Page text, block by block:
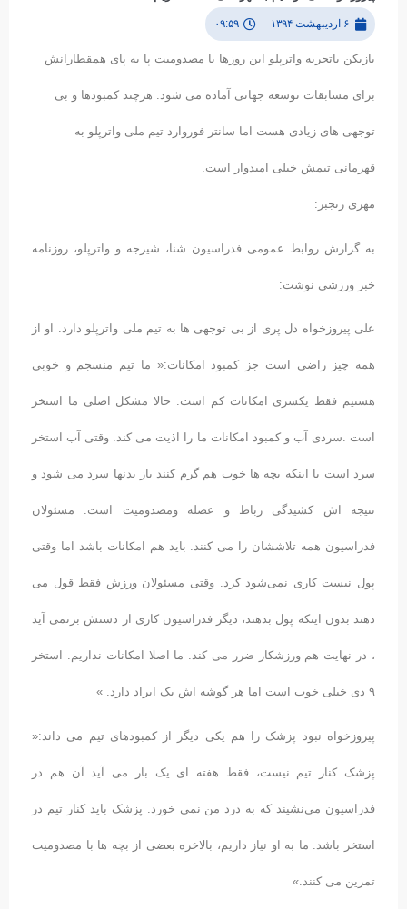
۶ اردیبهشت ۱۳۹۴ ۰۹:۵۹
بازیکن باتجربه واترپلو این روزها با مصدومیت پا به پای همقطارانش
برای مسابقات توسعه جهانی آماده می شود. هرچند کمبودها و بی
توجهی های زیادی هست اما سانتر فوروارد تیم ملی واترپلو به
قهرمانی تیمش خیلی امیدوار است.
مهری رنجبر:
به گزارش روابط عمومی فدراسیون شنا، شیرجه و واترپلو، روزنامه
خبر ورزشی نوشت:
علی پیروزخواه دل پری از بی توجهی ها به تیم ملی واترپلو دارد. او از
همه چیز راضی است جز کمبود امکانات:« ما تیم منسجم و خوبی
هستیم فقط یکسری امکانات کم است. حالا مشکل اصلی ما استخر
است .سردی آب و کمبود امکانات ما را اذیت می کند. وقتی آب استخر
سرد است با اینکه بچه ها خوب هم گرم کنند باز بدنها سرد می شود و
نتیجه اش کشیدگی رباط و عضله ومصدومیت است. مسئولان
فدراسیون همه تلاششان را می کنند. باید هم امکانات باشد اما وقتی
پول نیست کاری نمی‌شود کرد. وقتی مسئولان ورزش فقط قول می
دهند بدون اینکه پول بدهند، دیگر فدراسیون کاری از دستش برنمی آید
، در نهایت هم ورزشکار ضرر می کند. ما اصلا امکانات نداریم. استخر
۹ دی خیلی خوب است اما هر گوشه اش یک ایراد دارد. »
پیروزخواه نبود پزشک را هم یکی دیگر از کمبودهای تیم می داند:«
پزشک کنار تیم نیست، فقط هفته ای یک بار می آید آن هم در
فدراسیون می‌نشیند که به درد من نمی خورد. پزشک باید کنار تیم در
استخر باشد. ما به او نیاز داریم، بالاخره بعضی از بچه ها با مصدومیت
تمرین می کنند.»